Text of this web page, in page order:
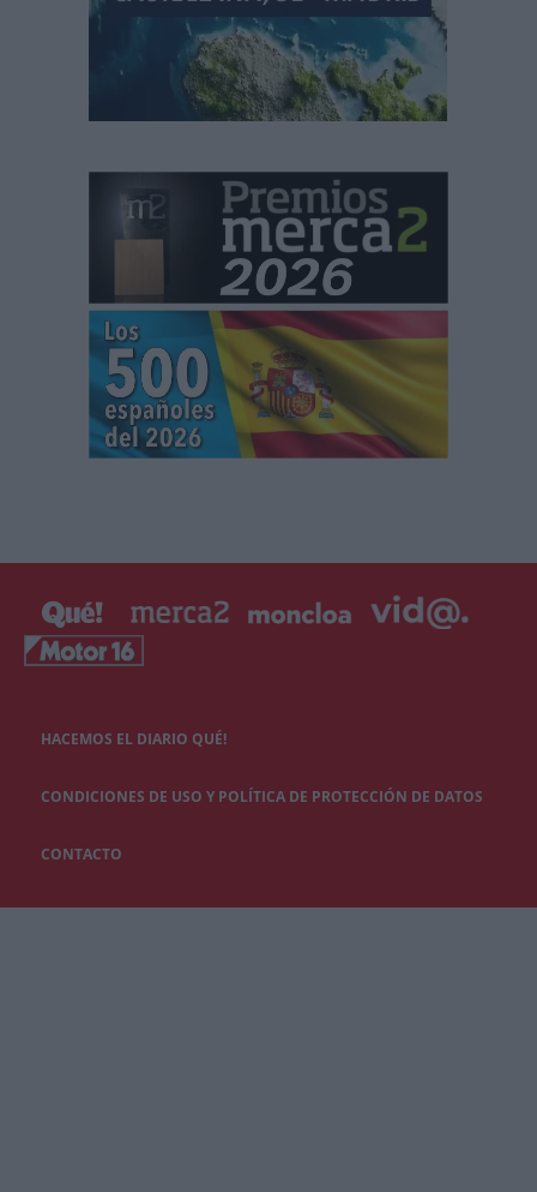
HACEMOS EL DIARIO QUÉ!
CONDICIONES DE USO Y POLÍTICA DE PROTECCIÓN DE DATOS
CONTACTO